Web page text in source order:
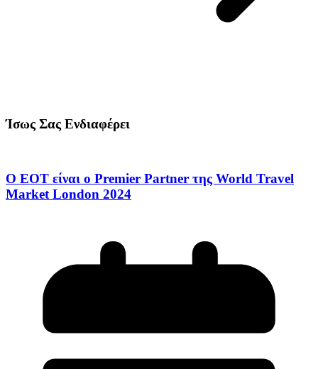
Ίσως Σας Ενδιαφέρει
Ο ΕΟΤ είναι ο Premier Partner της World Travel
Market London 2024